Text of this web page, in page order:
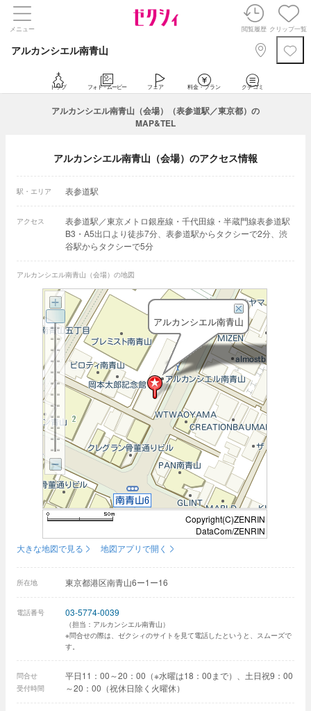
メニュー 閲覧履歴 クリップ一覧
アルカンシエル南青山
トップ フォト・ムービー フェア 料金・プラン クチコミ
アルカンシエル南青山（会場）（表参道駅／東京都）の
MAP&TEL
アルカンシエル南青山（会場）のアクセス情報
駅・エリア 表参道駅
アクセス
表参道駅／東京メトロ銀座線・千代田線・半蔵門線表参道駅
B3・A5出口より徒歩7分、表参道駅からタクシーで2分、渋
谷駅からタクシーで5分
アルカンシエル南青山（会場）の地図
アルカンシエル南青山
Copyright(C)ZENRIN
DataCom/ZENRIN
大きな地図で見る
地図アプリで開く
所在地 東京都港区南青山6ー1ー16
電話番号 03-5774-0039
（担当：アルカンシエル南青山）
※問合せの際は、ゼクシィのサイトを見て電話したというと、スムーズで
す。
問合せ
受付時間
平日11：00～20：00（※水曜は18：00まで）、土日祝9：00
～20：00（祝休日除く火曜休）